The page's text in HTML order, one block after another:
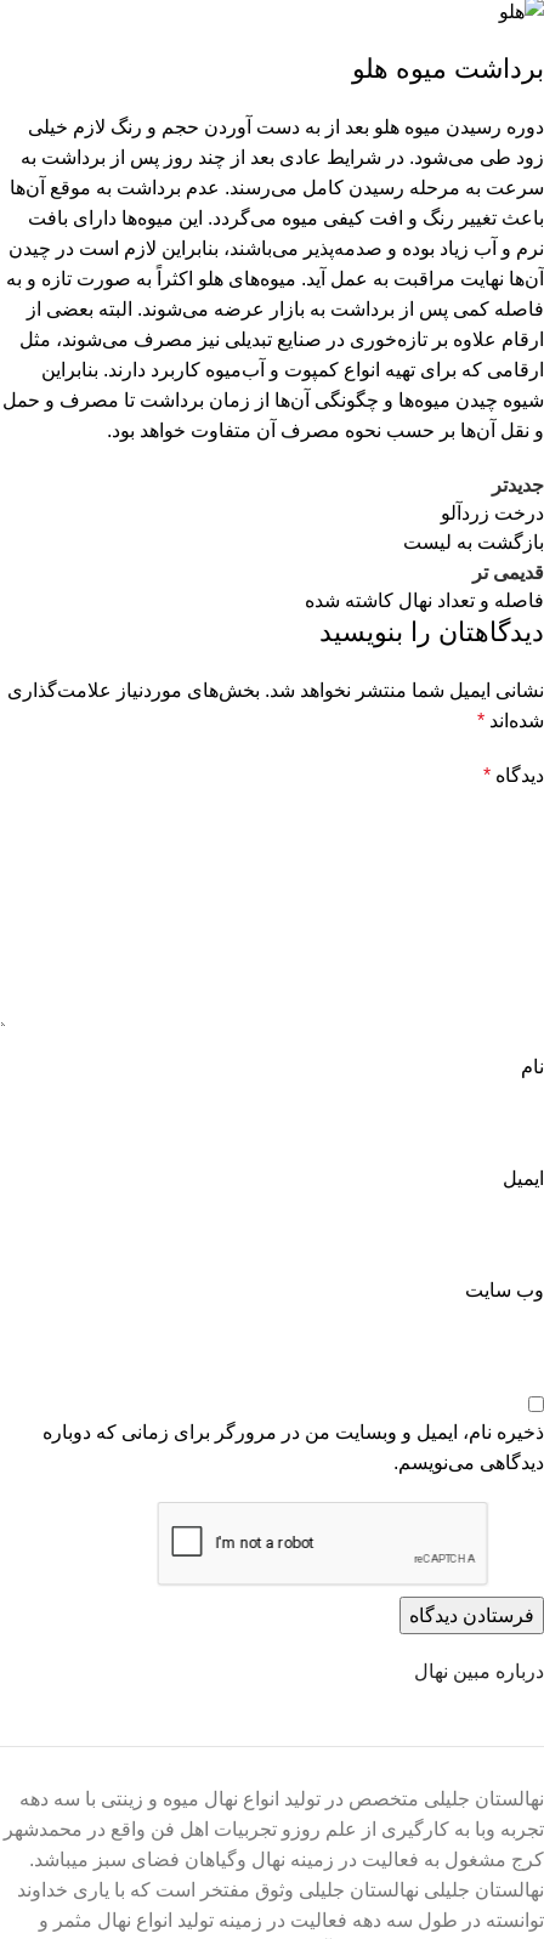
برداشت میوه هلو
دوره رسیدن میوه هلو بعد از به دست آوردن حجم و رنگ لازم خیلی
زود طی می‌شود. در شرایط عادی بعد از چند روز پس از برداشت به
سرعت به مرحله رسیدن کامل می‌رسند. عدم برداشت به موقع آن‌ها
باعث تغییر رنگ و افت کیفی میوه می‌گردد. این میوه‌ها دارای بافت
نرم و آب زیاد بوده و صدمه‌پذیر می‌باشند، بنابراین لازم است در چیدن
آن‌ها نهایت مراقبت به عمل آید. میوه‌های هلو اکثراً به صورت تازه و به
فاصله کمی پس از برداشت به بازار عرضه می‌شوند. البته بعضی از
ارقام علاوه بر تازه‌خوری در صنایع تبدیلی نیز مصرف می‌شوند، مثل
ارقامی که برای تهیه انواع کمپوت و آب‌میوه کاربرد دارند. بنابراین
شیوه چیدن میوه‌ها و چگونگی آن‌ها از زمان برداشت تا مصرف و حمل
و نقل آن‌ها بر حسب نحوه مصرف آن متفاوت خواهد بود.
جدیدتر
درخت زردآلو
بازگشت به لیست
قدیمی تر
فاصله و تعداد نهال کاشته شده
دیدگاهتان را بنویسید
نشانی ایمیل شما منتشر نخواهد شد. بخش‌های موردنیاز علامت‌گذاری
شده‌اند *
دیدگاه *
نام
ایمیل
وب‌ سایت
ذخیره نام، ایمیل و وبسایت من در مرورگر برای زمانی که دوباره
دیدگاهی می‌نویسم.
درباره مبین نهال
نهالستان جلیلی متخصص در تولید انواع نهال میوه و زینتی با سه دهه
تجربه وبا به کارگیری از علم روزو تجربیات اهل فن واقع در محمدشهر
کرج مشغول به فعالیت در زمینه نهال وگیاهان فضای سبز میباشد.
نهالستان جلیلی نهالستان جلیلی وثوق مفتخر است که با یاری خداوند
توانسته در طول سه دهه فعالیت در زمینه تولید انواع نهال مثمر و